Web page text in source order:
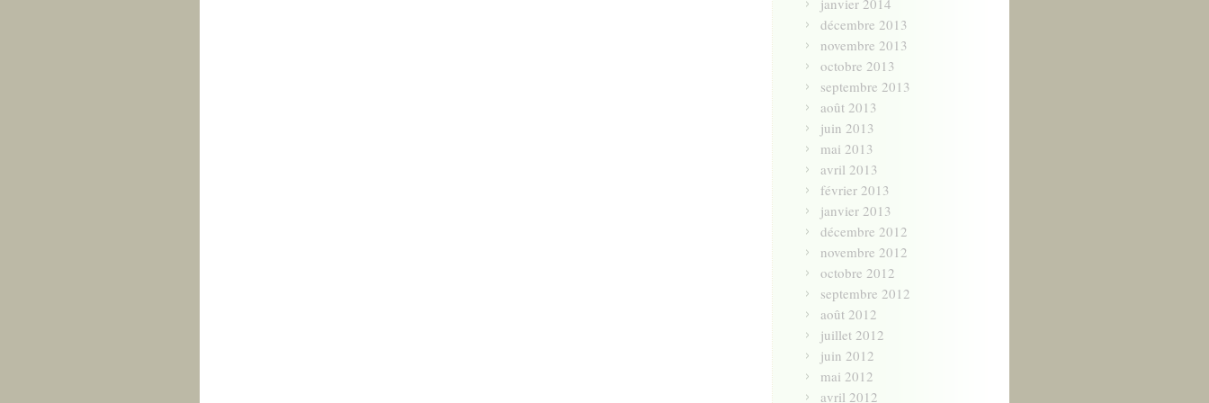
décembre 2013
novembre 2013
octobre 2013
septembre 2013
août 2013
juin 2013
mai 2013
avril 2013
février 2013
janvier 2013
décembre 2012
novembre 2012
octobre 2012
septembre 2012
août 2012
juillet 2012
juin 2012
mai 2012
avril 2012